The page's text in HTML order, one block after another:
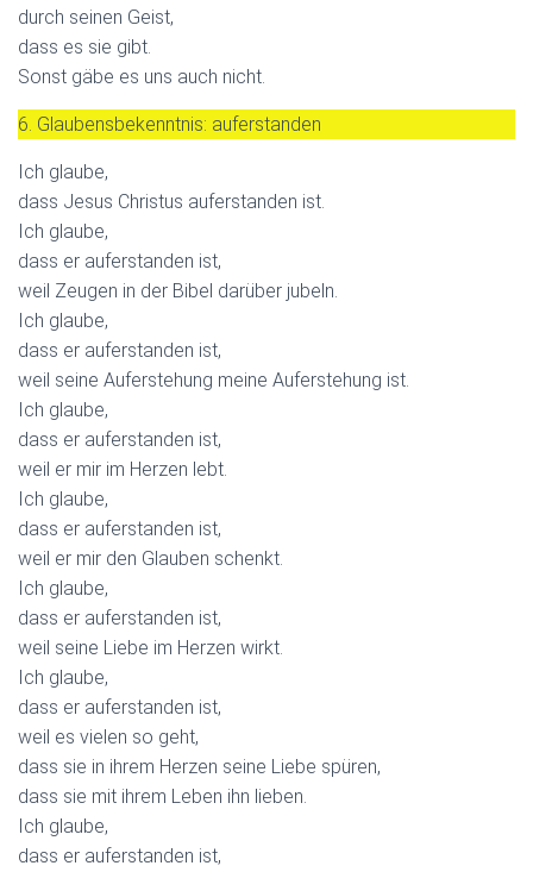
durch seinen Geist,
dass es sie gibt.
Sonst gäbe es uns auch nicht.
6. Glaubensbekenntnis: auferstanden
Ich glaube,
dass Jesus Christus auferstanden ist.
Ich glaube,
dass er auferstanden ist,
weil Zeugen in der Bibel darüber jubeln.
Ich glaube,
dass er auferstanden ist,
weil seine Auferstehung meine Auferstehung ist.
Ich glaube,
dass er auferstanden ist,
weil er mir im Herzen lebt.
Ich glaube,
dass er auferstanden ist,
weil er mir den Glauben schenkt.
Ich glaube,
dass er auferstanden ist,
weil seine Liebe im Herzen wirkt.
Ich glaube,
dass er auferstanden ist,
weil es vielen so geht,
dass sie in ihrem Herzen seine Liebe spüren,
dass sie mit ihrem Leben ihn lieben.
Ich glaube,
dass er auferstanden ist,